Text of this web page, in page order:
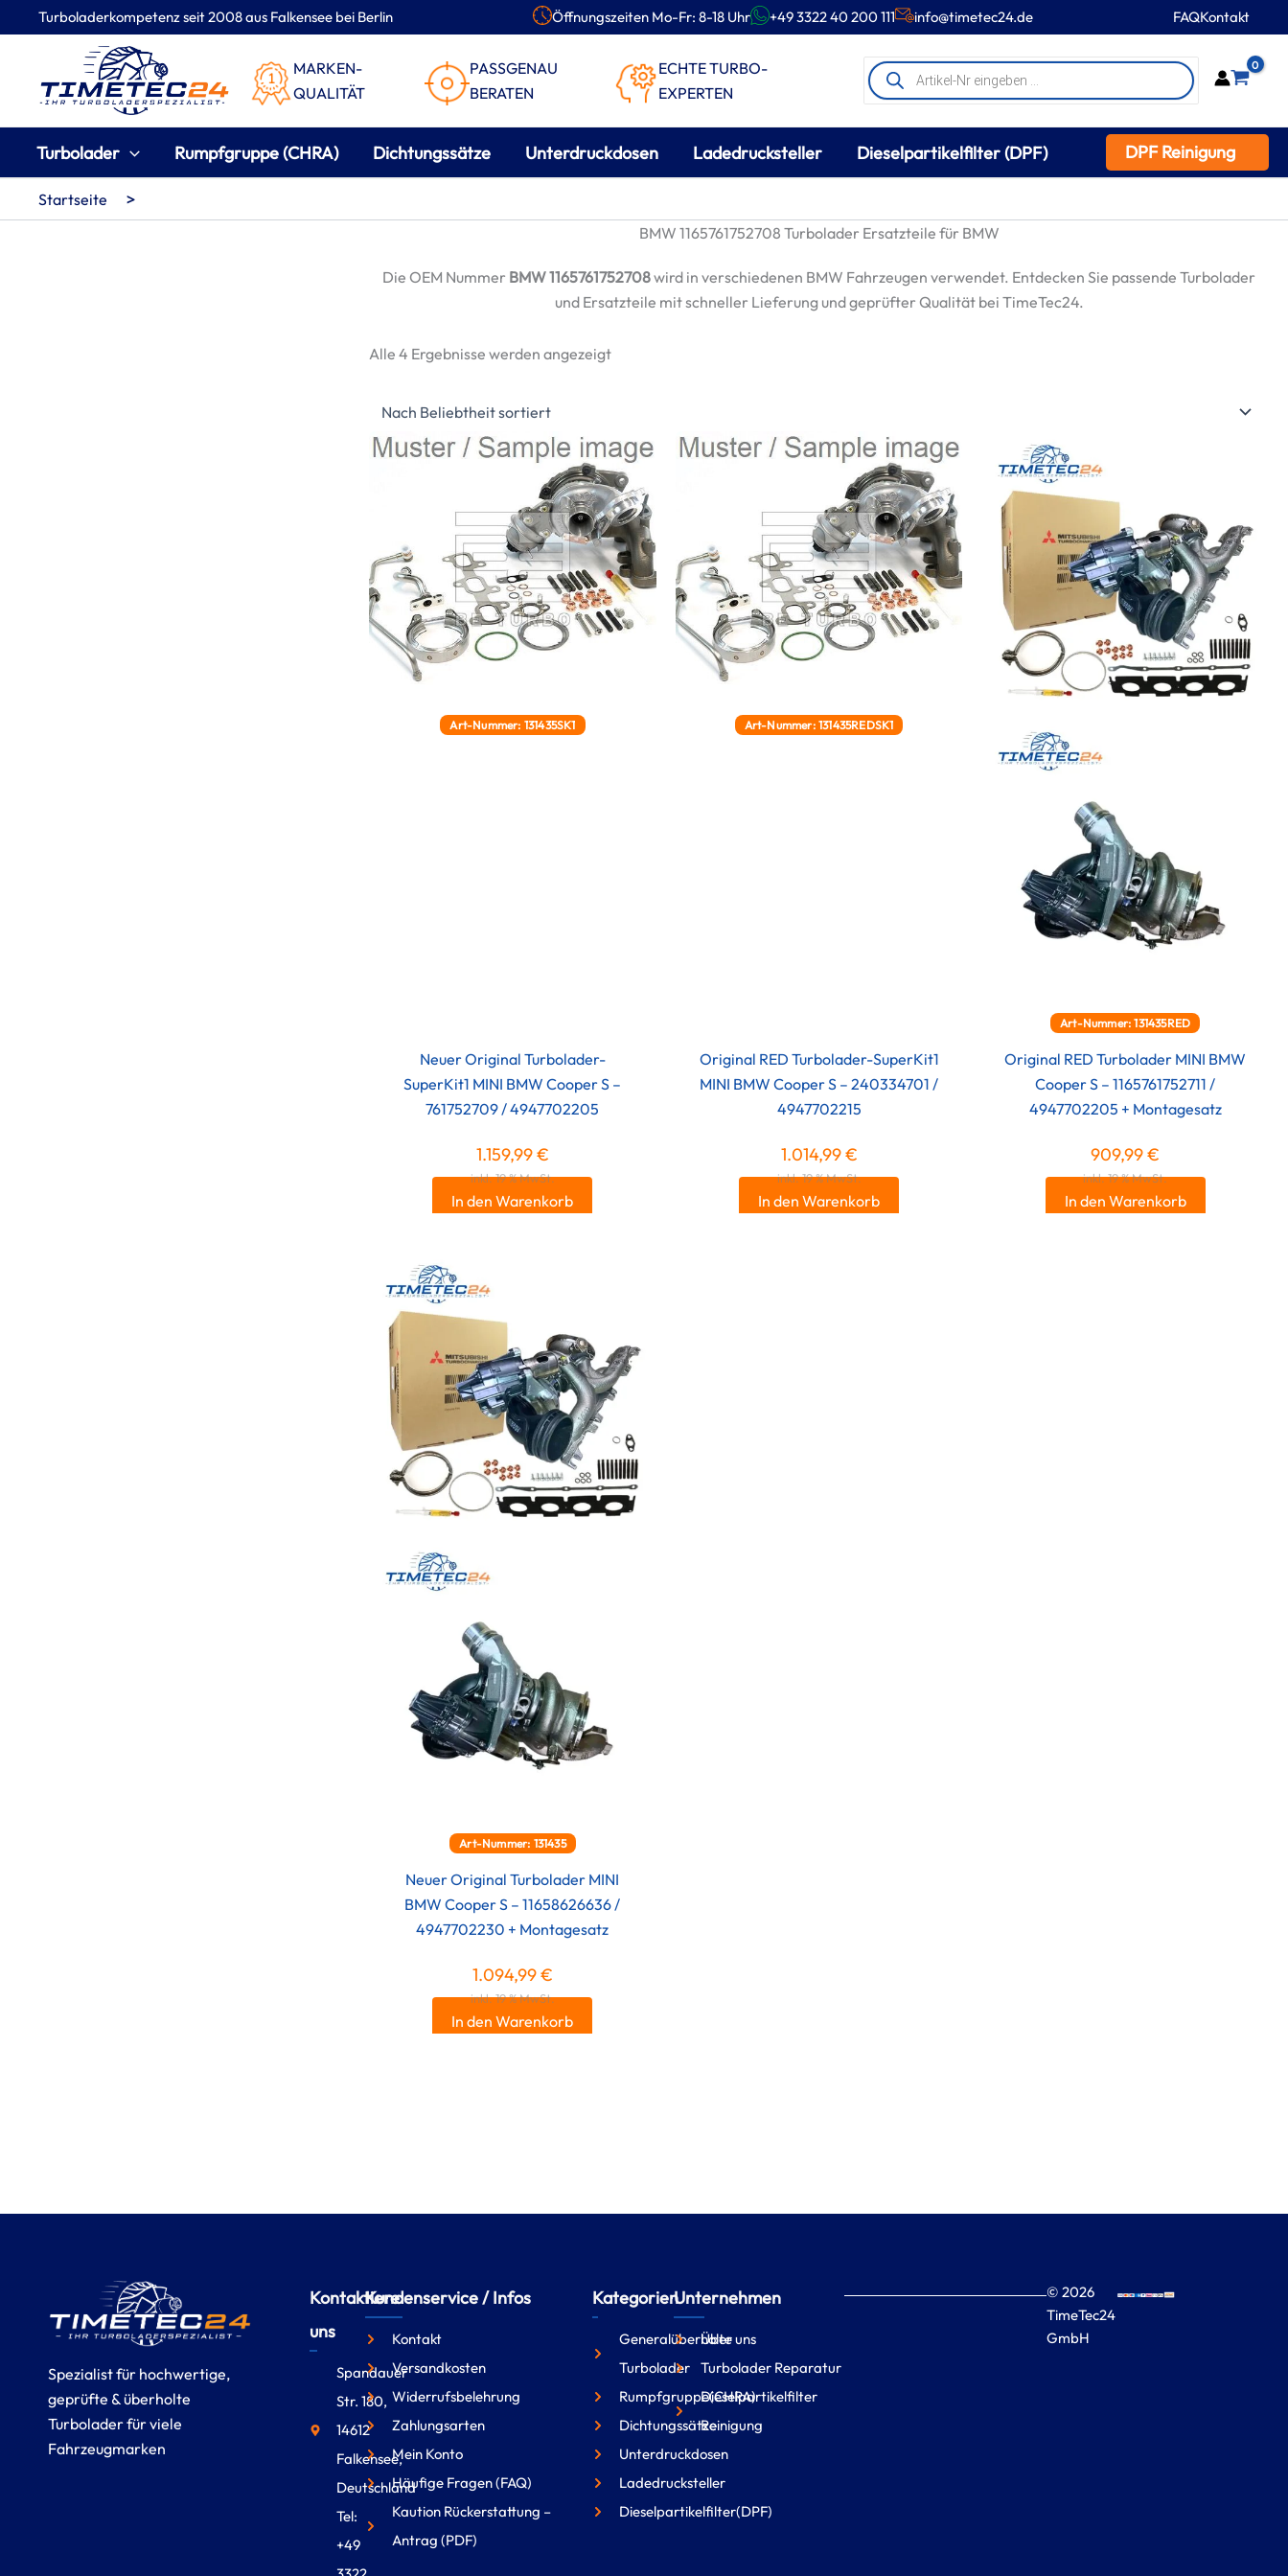
Turboladerkompetenz seit 2008 aus Falkensee bei Berlin Öffnungszeiten Mo-Fr: 8-18 Uhr +49 3322 40 200 111 info@timetec24.de FAQKontakt
MARKEN-
QUALITÄT
PASSGENAU
BERATEN
ECHTE TURBO-
EXPERTEN
Products
search
0
Turbolader Rumpfgruppe (CHRA) Dichtungssätze Unterdruckdosen Ladedrucksteller Dieselpartikelfilter (DPF) DPF Reinigung
Inhalt
Startseite >
BMW 1165761752708 Turbolader Ersatzteile für BMW
Die OEM Nummer BMW 1165761752708wird in verschiedenen BMW Fahrzeugen verwendet. Entdecken Sie passende Turbolader
und Ersatzteile mit schneller Lieferung und geprüfter Qualität bei TimeTec24.
Alle 4 Ergebnisse werden angezeigtNach
Art-Nummer: 131435SK1
Neuer Original Turbolader-
SuperKit1 MINI BMW Cooper S –
761752709 / 4947702205
1.159,99€
inkl. 19 % MwSt.
In den Warenkorb
Art-Nummer: 131435REDSK1
Original RED Turbolader-SuperKit1
MINI BMW Cooper S – 240334701 /
4947702215
1.014,99€
inkl. 19 % MwSt.
In den Warenkorb
Art-Nummer: 131435RED
Original RED Turbolader MINI BMW
Cooper S – 1165761752711 /
4947702205 + Montagesatz
909,99€
inkl. 19 % MwSt.
In den Warenkorb
Art-Nummer: 131435
Neuer Original Turbolader MINI
BMW Cooper S – 11658626636 /
4947702230 + Montagesatz
1.094,99€
inkl. 19 % MwSt.
In den Warenkorb
Spezialist für hochwertige,
geprüfte & überholte
Turbolader für viele
Fahrzeugmarken
Kontaktiere
uns
Spandauer
Str. 180,
14612
Falkensee,
Deutschland
Tel:
+49
Kundenservice / Infos
Kontakt
Versandkosten
Widerrufsbelehrung
Zahlungsarten
Mein Konto
Häufige Fragen (FAQ)
Kaution Rückerstattung –
Antrag (PDF)
Kategorien
Generalüberholte
Turbolader
Rumpfgruppe(CHRA)
Dichtungssätze
Unterdruckdosen
Ladedrucksteller
Dieselpartikelfilter(DPF)
Unternehmen
Über uns
Turbolader Reparatur
Dieselpartikelfilter
Reinigung
© 2026
TimeTec24
GmbH